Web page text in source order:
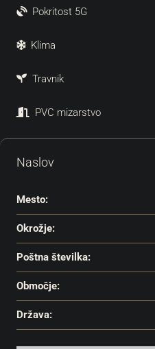
Pokritost 5G
Klima
Travnik
PVC mizarstvo
Naslov
Mesto:
Okrožje:
Poštna številka:
Območje:
Država: